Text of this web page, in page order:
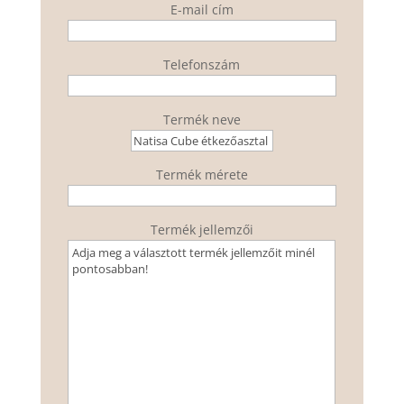
E-mail cím
Telefonszám
Termék neve
Termék mérete
Termék jellemzői